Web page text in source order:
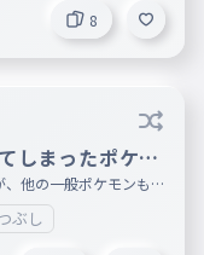
8
しまったポケモ
他の一般ポケモンも入
ぶし